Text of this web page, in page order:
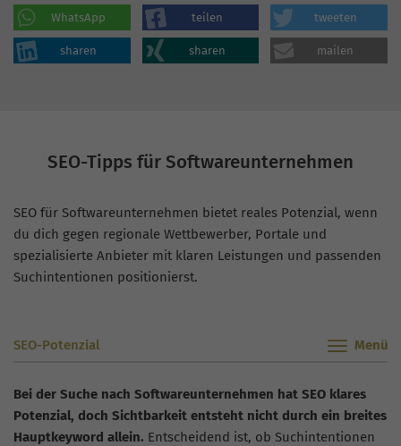
WhatsApp teilen tweeten
sharen sharen mailen
SEO-Tipps für Softwareunternehmen
SEO für Softwareunternehmen bietet reales Potenzial, wenn
du dich gegen regionale Wettbewerber, Portale und
spezialisierte Anbieter mit klaren Leistungen und passenden
Suchintentionen positionierst.
SEO-Potenzial
Bei der Suche nach Softwareunternehmen hat SEO klares
Potenzial, doch Sichtbarkeit entsteht nicht durch ein breites
Hauptkeyword allein. Entscheidend ist, ob Suchintentionen